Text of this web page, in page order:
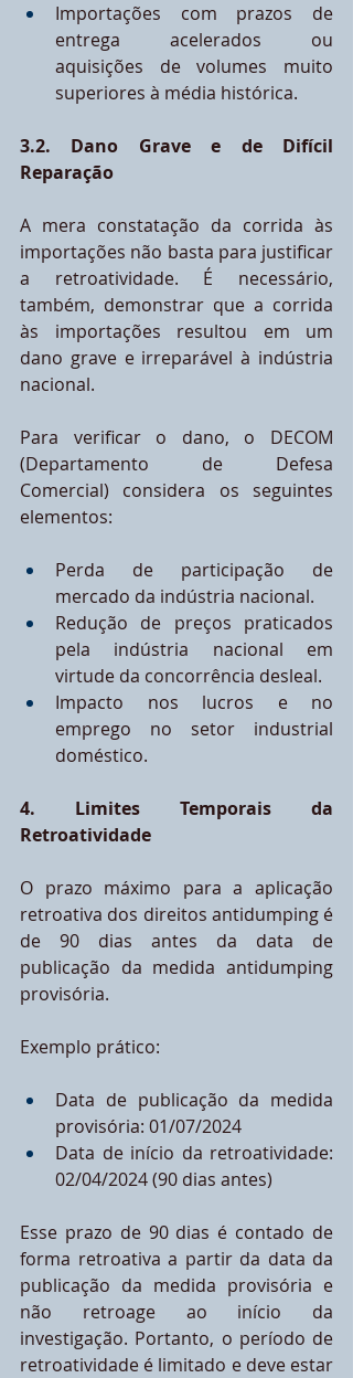
Importações com prazos de
entrega acelerados ou
aquisições de volumes muito
superiores à média histórica.
3.2. Dano Grave e de Difícil
Reparação
A mera constatação da corrida às
importações não basta para justificar
a retroatividade. É necessário,
também, demonstrar que a corrida
às importações resultou em um
dano grave e irreparável à indústria
nacional.
Para verificar o dano, o DECOM
(Departamento de Defesa
Comercial) considera os seguintes
elementos:
Perda de participação de
mercado da indústria nacional.
Redução de preços praticados
pela indústria nacional em
virtude da concorrência desleal.
Impacto nos lucros e no
emprego no setor industrial
doméstico.
4. Limites Temporais da
Retroatividade
O prazo máximo para a aplicação
retroativa dos direitos antidumping é
de 90 dias antes da data de
publicação da medida antidumping
provisória.
Exemplo prático:
Data de publicação da medida
provisória: 01/07/2024
Data de início da retroatividade:
02/04/2024 (90 dias antes)
Esse prazo de 90 dias é contado de
forma retroativa a partir da data da
publicação da medida provisória e
não retroage ao início da
investigação. Portanto, o período de
retroatividade é limitado e deve estar